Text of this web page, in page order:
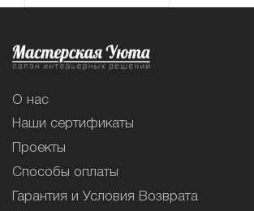
О нас
Наши сертификаты
Проекты
Способы оплаты
Гарантия и Условия Возврата